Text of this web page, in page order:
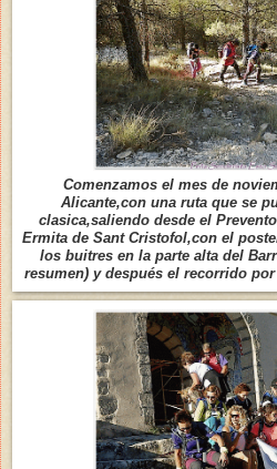
Comenzamos el mes de
Alicante,con una ruta que se
clasica,saliendo desde el
Ermita de Sant Cristofol,con el
los buitres en la parte alta del
resumen) y después el recorrido